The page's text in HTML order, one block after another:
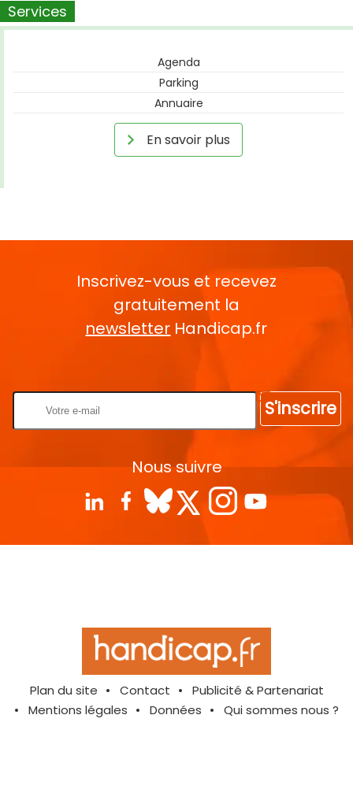
Services
Agenda
Parking
Annuaire
En savoir plus
Inscrivez-vous et recevez
gratuitement la
newsletter Handicap.fr
S'inscrire
Nous suivre
Plan du site Contact
Publicité & Partenariat
Mentions légales
Données Qui sommes nous ?